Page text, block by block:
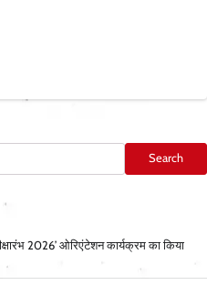
Search
2026’ ओरिएंटेशन कार्यक्रम का किया